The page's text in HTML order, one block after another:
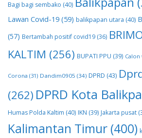
Bagi bagi sembako (40)
Lawan Covid-19 (59) balikpapan utara (40)
(57) Bertambah positif covid19 (36)
KALTIM (256) BUPATI PPU (39) Calon
Corona (31) Dandim0905 (34) DPRD (43)
(262) DPRD Kota
Humas Polda Kaltim (40) IKN (39) Jakarta pusat
Kalimantan Timur (400)